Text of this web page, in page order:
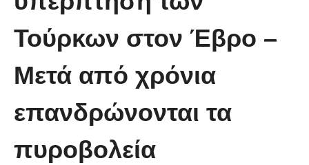
νοηματική με ένα μικρό κορίτσι
Τούρκων στον Έβρο –
Μετά από χρόνια
επανδρώνονται τα
πυροβολεία